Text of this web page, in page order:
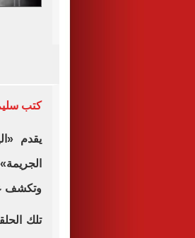
كتب
يقدم
وتكشف
تلك